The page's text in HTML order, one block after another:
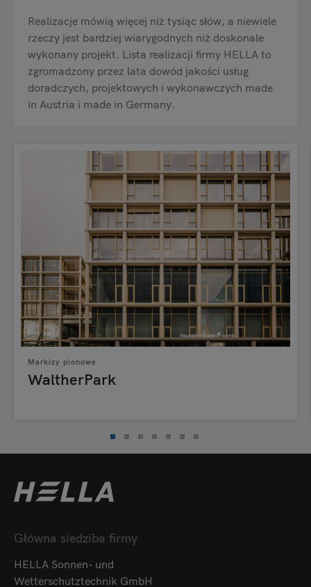
Realizacje mówią więcej niż tysiąc słów, a niewiele
rzeczy jest bardziej wiarygodnych niż doskonale
wykonany projekt. Lista realizacji firmy HELLA to
zgromadzony przez lata dowód jakości usług
doradczych, projektowych i wykonawczych made
in Austria i made in Germany.
Markizy pionowe
WaltherPark
Główna siedziba firmy
HELLA Sonnen- und
Wetterschutztechnik GmbH